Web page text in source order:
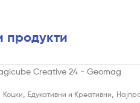
продукти
Коцки Едукативни и Креативни